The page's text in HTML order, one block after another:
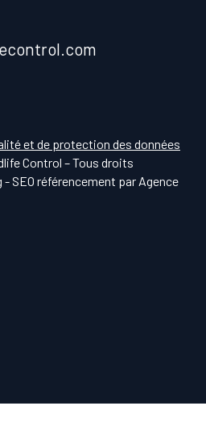
et de protection des données
Control – Tous droits
SEO référencement par Agence